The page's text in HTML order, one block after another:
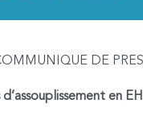
DE
en